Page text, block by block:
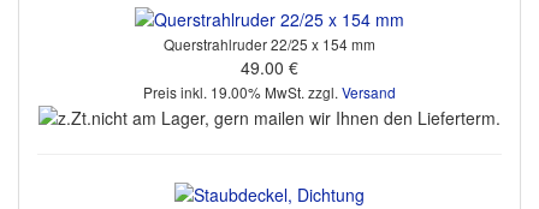
Querstrahlruder 22/25 x 154 mm
49.00 €
Preis inkl. 19.00% MwSt. zzgl. Versand